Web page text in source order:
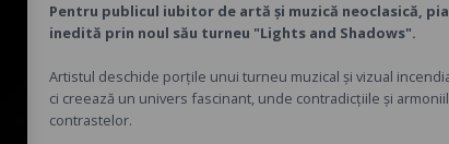
Pentru publicul iubitor de artă și muzică neoclasică,
inedită prin noul său turneu "Lights and Shadows".
Artistul deschide porțile unui turneu muzical și vizual
ci creează un univers fascinant, unde contradicțiile și
contrastelor.